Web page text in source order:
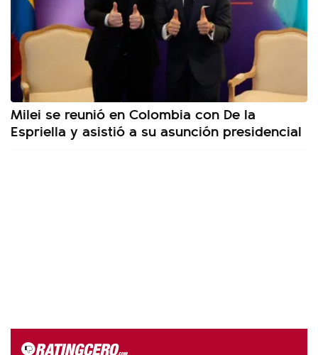
Milei se reunió en Colombia con De la
Espriella y asistió a su asunción presidencial